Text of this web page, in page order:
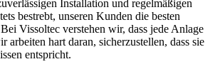
Installation und regelmäßigen
bestrebt, unseren Kunden die besten
Vissoltec verstehen wir, dass jede Anlage
arbeiten hart daran, sicherzustellen, dass sie
entspricht.